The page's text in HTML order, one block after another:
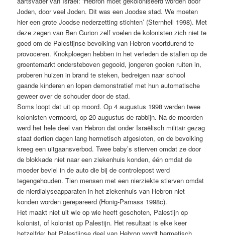
Joden, door veel Joden. Dit was een Joodse stad. We moeten
hier een grote Joodse nederzetting stichten’ (Sternhell 1998). Met
deze zegen van Ben Gurion zelf voelen de kolonisten zich niet te
goed om de Palestijnse bevolking van Hebron voortdurend te
provoceren. Knokploegen hebben in het verleden de stallen op de
groentemarkt ondersteboven gegooid, jongeren gooien ruiten in,
proberen huizen in brand te steken, bedreigen naar school
gaande kinderen en lopen demonstratief met hun automatische
geweer over de schouder door de stad.
Soms loopt dat uit op moord. Op 4 augustus 1998 werden twee
kolonisten vermoord, op 20 augustus de rabbijn. Na de moorden
werd het hele deel van Hebron dat onder Israëlisch militair gezag
staat dertien dagen lang hermetisch afgesloten, en de bevolking
kreeg een uitgaansverbod. Twee baby’s stierven omdat ze door
de blokkade niet naar een ziekenhuis konden, één omdat de
moeder beviel in de auto die bij de controlepost werd
tegengehouden. Tien mensen met een nierziekte stierven omdat
de nierdialyseapparaten in het ziekenhuis van Hebron niet
konden worden gerepareerd (Honig-Parnass 1998c).
Het maakt niet uit wie op wie heeft geschoten, Palestijn op
kolonist, of kolonist op Palestijn. Het resultaat is elke keer
hetzelfde: het Palestijnse deel van Hebron wordt hermetisch